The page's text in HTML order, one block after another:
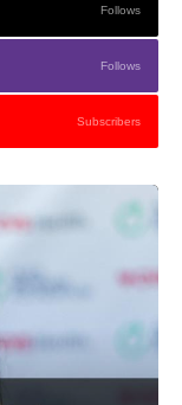
Follows
Follows
Subscribers